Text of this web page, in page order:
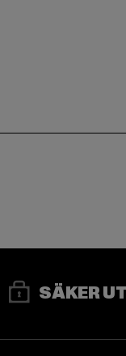
SÄKER